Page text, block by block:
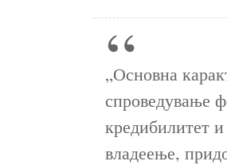
„Основна
спроведување
кредибилитет
владеење,